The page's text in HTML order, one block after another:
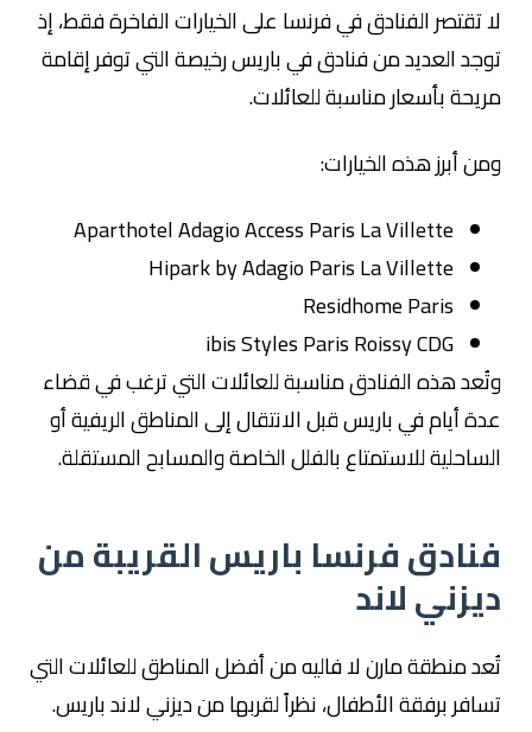
لا تقتصر الفنادق في فرنسا على الخيارات الفاخرة فقط، إذ
توجد العديد من فنادق في باريس رخيصة التي توفر إقامة
مريحة بأسعار مناسبة للعائلات.
ومن أبرز هذه الخيارات:
Aparthotel Adagio Access Paris La Villette
Hipark by Adagio Paris La Villette
Residhome Paris
ibis Styles Paris Roissy CDG
وتُعد هذه الفنادق مناسبة للعائلات التي ترغب في قضاء
عدة أيام في باريس قبل الانتقال إلى المناطق الريفية أو
الساحلية للاستمتاع بالفلل الخاصة والمسابح المستقلة.
فنادق فرنسا باريس القريبة من
ديزني لاند
تُعد منطقة مارن لا فاليه من أفضل المناطق للعائلات التي
تسافر برفقة الأطفال، نظراً لقربها من ديزني لاند باريس.